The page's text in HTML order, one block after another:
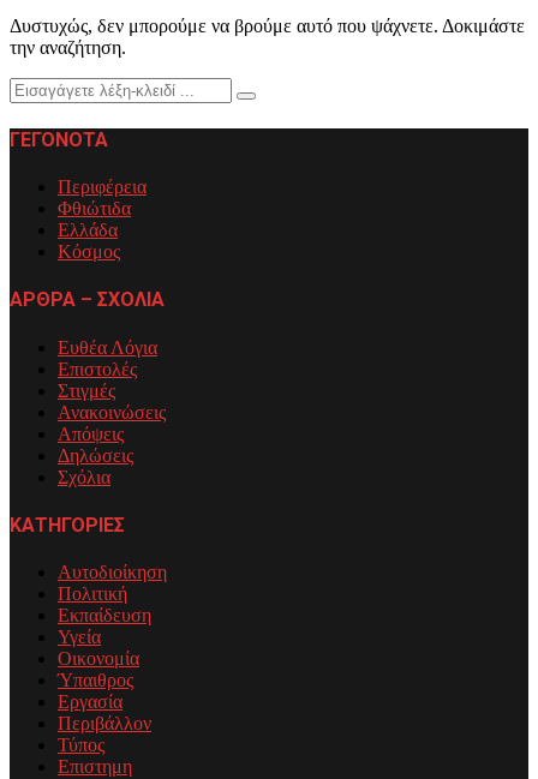
Δυστυχώς, δεν μπορούμε να βρούμε αυτό που ψάχνετε. Δοκιμάστε
την αναζήτηση.
Search
for:
Search
ΓΕΓΟΝΟΤΑ
Περιφέρεια
Φθιώτιδα
Ελλάδα
Κόσμος
ΑΡΘΡΑ – ΣΧΟΛΙΑ
Ευθέα Λόγια
Επιστολές
Στιγμές
Ανακοινώσεις
Απόψεις
Δηλώσεις
Σχόλια
ΚΑΤΗΓΟΡΙΕΣ
Αυτοδιοίκηση
Πολιτική
Εκπαίδευση
Υγεία
Οικονομία
Ύπαιθρος
Εργασία
Περιβάλλον
Τύπος
Επιστημη